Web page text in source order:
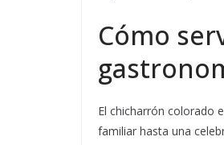
Cómo
El chicharrón colorado
familiar hasta una